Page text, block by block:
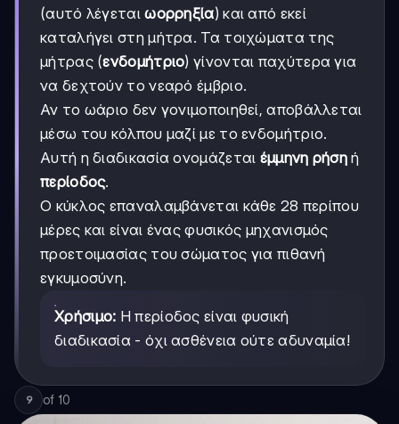
(αυτό λέγεταιωορρηξία) και από εκεί
καταλήγει στη μήτρα. Τα τοιχώματα της
μήτρας (ενδομήτριο) γίνονται παχύτερα για
να δεχτούν το νεαρό έμβριο.
Αν το ωάριο δεν γονιμοποιηθεί, αποβάλλεται
μέσω του κόλπου μαζί με το ενδομήτριο.
Αυτή η διαδικασία ονομάζεται έμμηνη ρήση ή
περίοδος.
Ο κύκλος επαναλαμβάνεται κάθε 28 περίπου
μέρες και είναι ένας φυσικός μηχανισμός
προετοιμασίας του σώματος για πιθανή
εγκυμοσύνη.
Χρήσιμο: Η περίοδος είναι φυσική
διαδικασία - όχι ασθένεια ούτε αδυναμία!
9 of 10